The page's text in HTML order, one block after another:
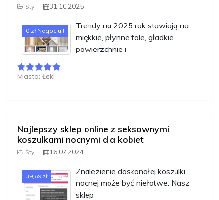
Styl 31.10.2025
0 zł Negocjuj!
Trendy na 2025 rok stawiają na
miękkie, płynne fale, gładkie
powierzchnie i
Miasto: Łęki
Najlepszy sklep online z seksownymi
koszulkami nocnymi dla kobiet
Styl 16.07.2024
39,69 zł
Znalezienie doskonałej koszulki
nocnej może być niełatwe. Nasz
sklep